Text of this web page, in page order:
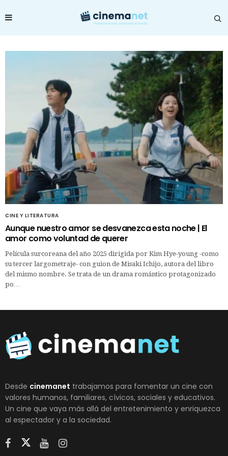
CINE Y LITERATURA
Aunque nuestro amor se desvanezca esta noche | El
amor como voluntad de querer
Película surcoreana del año 2025 dirigida por Kim Hye-young -como
su tercer largometraje- con guion de Misaki Ichijo, autora del libro
del mismo nombre. Se trata de un drama romántico protagonizado
po…
Desde cinemanet trabajamos para fomentar un cine con
valores humanos, familiares, cívicos, sociales y educativos.
Un cine que vaya más allá del entretenimiento y enriquezca
al espectador y a la sociedad.